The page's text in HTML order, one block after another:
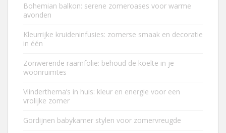
Bohemian balkon: serene zomeroases voor warme
avonden
Kleurrijke kruideninfusies: zomerse smaak en decoratie
in één
Zonwerende raamfolie: behoud de koelte in je
woonruimtes
Vlinderthema’s in huis: kleur en energie voor een
vrolijke zomer
Gordijnen babykamer stylen voor zomervreugde